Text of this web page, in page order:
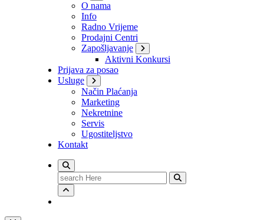
O nama
Info
Radno Vrijeme
Prodajni Centri
Zapošljavanje
Aktivni Konkursi
Prijava za posao
Usluge
Način Plaćanja
Marketing
Nekretnine
Servis
Ugostiteljstvo
Kontakt
Search
for: